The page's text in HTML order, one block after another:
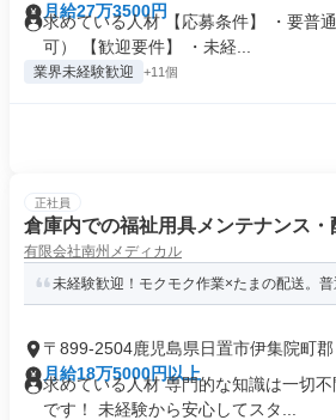
月給27万3500円
求めている人材 【応募条件】 ・要普
可） 【歓迎要件】 ・未経...
業界未経験歓迎 +11個
正社員
倉庫内での福祉用具メンテナンス・
有限会社南州メディカル
未経験歓迎！モクモク作業×たまの配送。
〒899-2504鹿児島県日置市伊集院町郡
月給18万5000円以上
求めている人材 専門的な知識は一切
です！ 未経験から安心してスタ...